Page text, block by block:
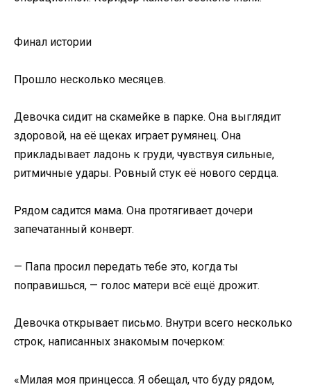
Финал истории
Прошло несколько месяцев.
Девочка сидит на скамейке в парке. Она выглядит
здоровой, на её щеках играет румянец. Она
прикладывает ладонь к груди, чувствуя сильные,
ритмичные удары. Ровный стук её нового сердца.
Рядом садится мама. Она протягивает дочери
запечатанный конверт.
— Папа просил передать тебе это, когда ты
поправишься, — голос матери всё ещё дрожит.
Девочка открывает письмо. Внутри всего несколько
строк, написанных знакомым почерком:
«Милая моя принцесса. Я обещал, что буду рядом,